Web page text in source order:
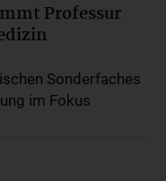
Professur
Sonderfaches
im Fokus